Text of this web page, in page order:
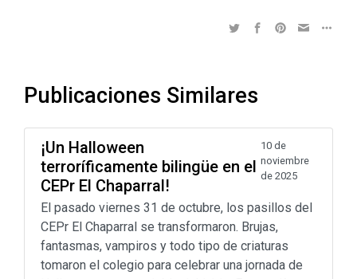
Publicaciones Similares
¡Un Halloween
terroríficamente bilingüe en el
CEPr El Chaparral!
10 de
noviembre
de 2025
El pasado viernes 31 de octubre, los pasillos del
CEPr El Chaparral se transformaron. Brujas,
fantasmas, vampiros y todo tipo de criaturas
tomaron el colegio para celebrar una jornada de